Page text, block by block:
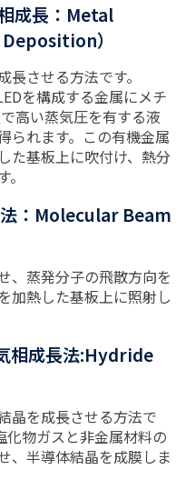
成長：Metal
）
させる方法です。
を構成する金属にメチ
高い蒸気圧を有する液
られます。この有機金属
た基板上に吹付け、熱分
法：Molecular Beam
、蒸発分子の飛散方向を
加熱した基板上に照射し
相成長法:Hydride
晶を成長させる方法で
化物ガスと非金属材料の
、半導体結晶を成膜しま